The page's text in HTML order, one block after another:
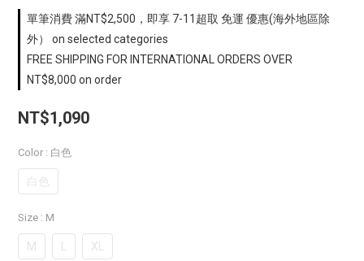
單筆消費 滿NT$2,500，即享 7-11超取 免運 優惠(海外地區除
外） on selected categories
FREE SHIPPING FOR INTERNATIONAL ORDERS OVER
NT$8,000 on order
NT$1,090
Color : 白色
白色
Size : M
M XL